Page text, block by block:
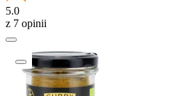
5.0
z 7 opinii